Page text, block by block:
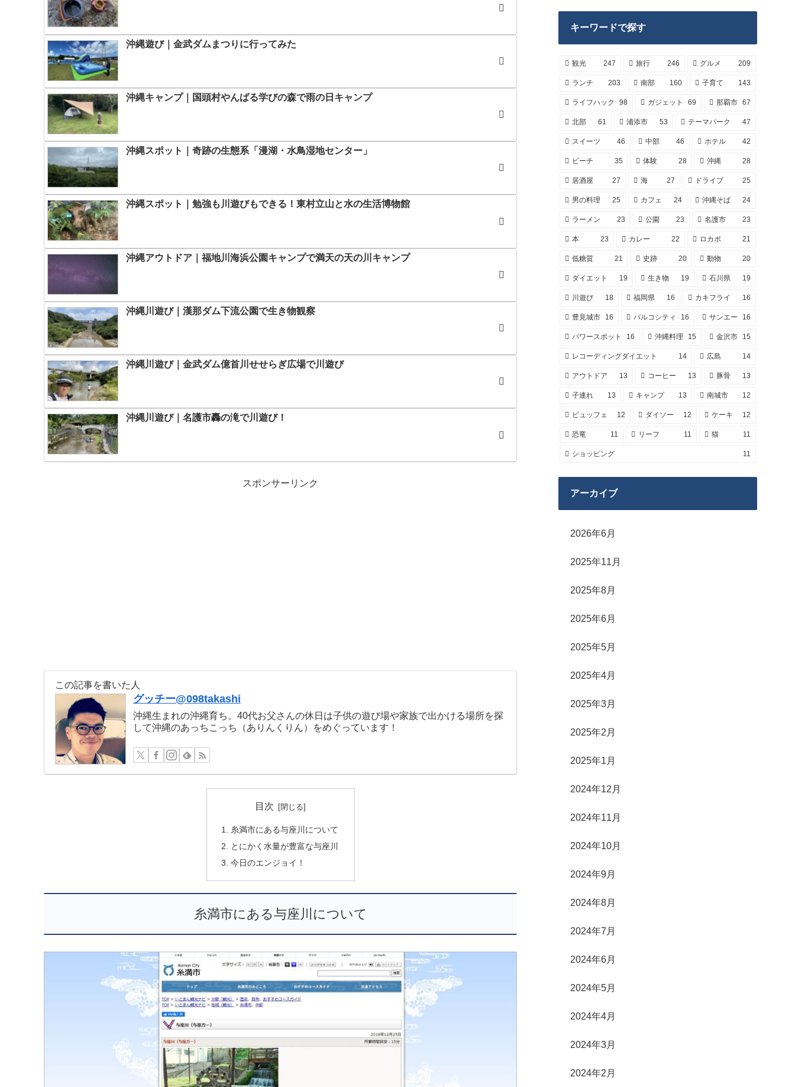
沖縄遊び｜金武ダムまつりに行ってみた
沖縄キャンプ｜国頭村やんばる学びの森で雨の日キャンプ
沖縄スポット｜奇跡の生態系「漫湖・水鳥湿地センター」
沖縄スポット｜勉強も川遊びもできる！東村立山と水の生活博物館
沖縄アウトドア｜福地川海浜公園キャンプで満天の天の川キャンプ
沖縄川遊び｜漢那ダム下流公園で生き物観察
沖縄川遊び｜金武ダム億首川せせらぎ広場で川遊び
沖縄川遊び｜名護市轟の滝で川遊び！
スポンサーリンク
この記事を書いた人
グッチー@098takashi
沖縄生まれの沖縄育ち。40代お父さんの休日は子供の遊び場や家族で出かける場所を探
して沖縄のあっちこっち（ありんくりん）をめぐっています！
目次
糸満市にある与座川について
とにかく水量が豊富な与座川
今日のエンジョイ！
糸満市にある与座川について
キーワードで探す
観光 247 旅行 246 グルメ 209
ランチ 203 南部 160 子育て 143
ライフハック 98 ガジェット 69 那覇市 67
北部 61 浦添市 53 テーマパーク 47
スイーツ 46 中部 46 ホテル 42
ビーチ 35 体験 28 沖縄 28
居酒屋 27 海 27 ドライブ 25
男の料理 25 カフェ 24 沖縄そば 24
ラーメン 23 公園 23 名護市 23
本 23 カレー 22 ロカボ 21
低糖質 21 史跡 20 動物 20
ダイエット 19 生き物 19 石川県 19
川遊び 18 福岡県 16 カキフライ 16
豊見城市 16 パルコシティ 16 サンエー 16
パワースポット 16 沖縄料理 15 金沢市 15
レコーディングダイエット 14 広島 14
アウトドア 13 コーヒー 13 豚骨 13
子連れ 13 キャンプ 13 南城市 12
ビュッフェ 12 ダイソー 12 ケーキ 12
恐竜 11 リーフ 11 猫 11
ショッピング 11
アーカイブ
2026年6月
2025年11月
2025年8月
2025年6月
2025年5月
2025年4月
2025年3月
2025年2月
2025年1月
2024年12月
2024年11月
2024年10月
2024年9月
2024年8月
2024年7月
2024年6月
2024年5月
2024年4月
2024年3月
2024年2月